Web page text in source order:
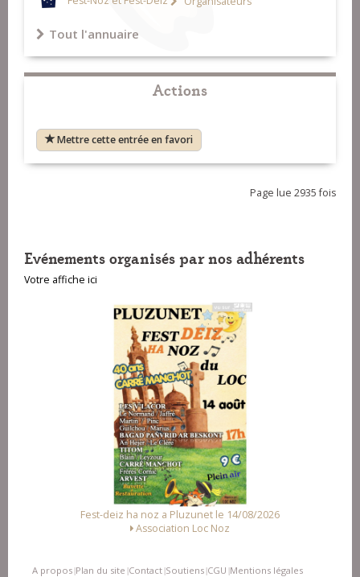
Tout l'annuaire
Actions
Mettre cette entrée en favori
Page lue 2935 fois
Evénements organisés par nos adhérents
Votre affiche ici
Fest-deiz ha noz a Pluzunet le 14/08/2026
Association Loc Noz
A propos Plan du site Contact Soutiens CGU Mentions légales